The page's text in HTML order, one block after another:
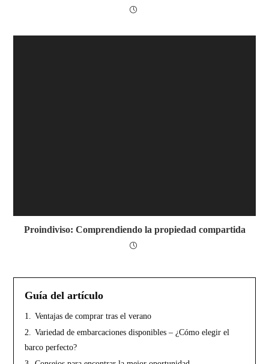
Proindiviso: Comprendiendo la propiedad compartida
Guía del artículo
1. Ventajas de comprar tras el verano
2. Variedad de embarcaciones disponibles – ¿Cómo elegir el
barco perfecto?